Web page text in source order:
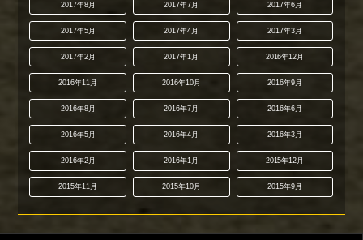
2017年8月 2017年7月 2017年6月
2017年5月 2017年4月 2017年3月
2017年2月 2017年1月 2016年12月
2016年11月 2016年10月 2016年9月
2016年8月 2016年7月 2016年6月
2016年5月 2016年4月 2016年3月
2016年2月 2016年1月 2015年12月
2015年11月 2015年10月 2015年9月